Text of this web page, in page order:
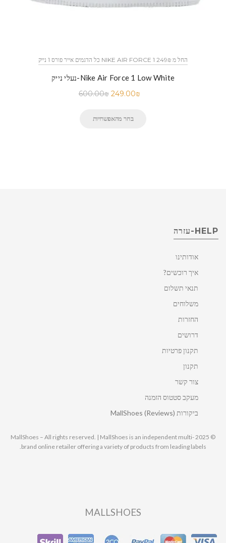
כל הדגמים אייר פורס 1 נייק NIKE AIR FORCE 1 החל מ 249₪
נעלי נייק-Nike Air Force 1 Low White
600.00₪ 249.00₪
בחר מהאפשרויות
HELP-עזרה
אודותינו
איך רוכשים?
תנאי תשלום
משלוחים
החזרות
דרושים
תקנון פרטיות
תקנון
צור קשר
מעקב סטטוס הזמנה
ביקורות MallShoes (Reviews)
© 2025 MallShoes – All rights reserved. | MallShoes is an independent multi-
brand online retailer offering a variety of products from leading labels.
MALLSHOES